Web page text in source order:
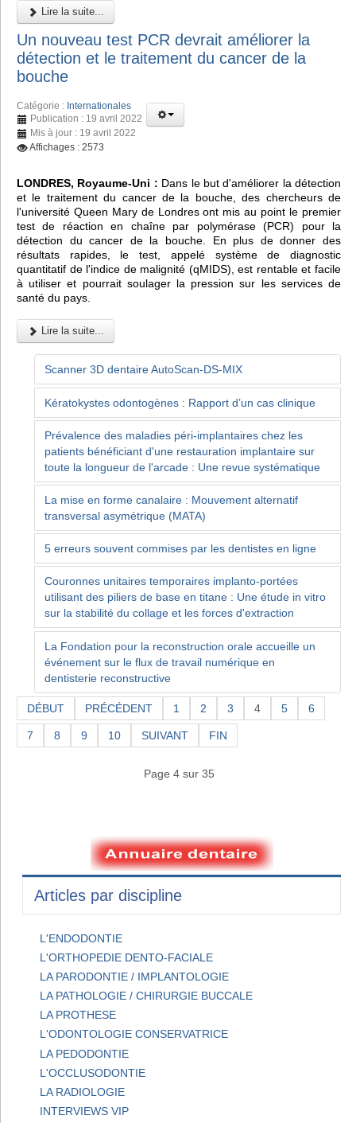
Lire la suite...
Un nouveau test PCR devrait améliorer la
détection et le traitement du cancer de la
bouche
Catégorie : Internationales
Publication : 19 avril 2022
Mis à jour : 19 avril 2022
Affichages : 2573
LONDRES, Royaume-Uni : Dans le but d'améliorer la détection
et le traitement du cancer de la bouche, des chercheurs de
l'université Queen Mary de Londres ont mis au point le premier
test de réaction en chaîne par polymérase (PCR) pour la
détection du cancer de la bouche. En plus de donner des
résultats rapides, le test, appelé système de diagnostic
quantitatif de l'indice de malignité (qMIDS), est rentable et facile
à utiliser et pourrait soulager la pression sur les services de
santé du pays.
Lire la suite...
Scanner 3D dentaire AutoScan-DS-MIX
Kératokystes odontogènes : Rapport d’un cas clinique
Prévalence des maladies péri-implantaires chez les
patients bénéficiant d'une restauration implantaire sur
toute la longueur de l'arcade : Une revue systématique
La mise en forme canalaire : Mouvement alternatif
transversal asymétrique (MATA)
5 erreurs souvent commises par les dentistes en ligne
Couronnes unitaires temporaires implanto-portées
utilisant des piliers de base en titane : Une étude in vitro
sur la stabilité du collage et les forces d'extraction
La Fondation pour la reconstruction orale accueille un
événement sur le flux de travail numérique en
dentisterie reconstructive
DÉBUT PRÉCÉDENT 1 2 3 4 5 6
7 8 9 10 SUIVANT FIN
Page 4 sur 35
Articles par discipline
L'ENDODONTIE
L'ORTHOPEDIE DENTO-FACIALE
LA PARODONTIE / IMPLANTOLOGIE
LA PATHOLOGIE / CHIRURGIE BUCCALE
LA PROTHESE
L'ODONTOLOGIE CONSERVATRICE
LA PEDODONTIE
L'OCCLUSODONTIE
LA RADIOLOGIE
INTERVIEWS VIP